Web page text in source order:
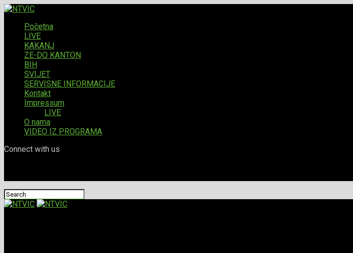
Početna
LIVE
KAKANJ
ZE-DO KANTON
BIH
SVIJET
SERVISNE INFORMACIJE
Kontakt
Impressum
LIVE
O nama
VIDEO IZ PROGRAMA
Connect with us